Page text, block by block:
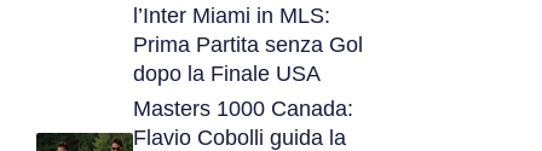
l’Inter Miami in MLS:
Prima Partita senza Gol
dopo la Finale USA
Masters 1000 Canada:
Flavio Cobolli guida la